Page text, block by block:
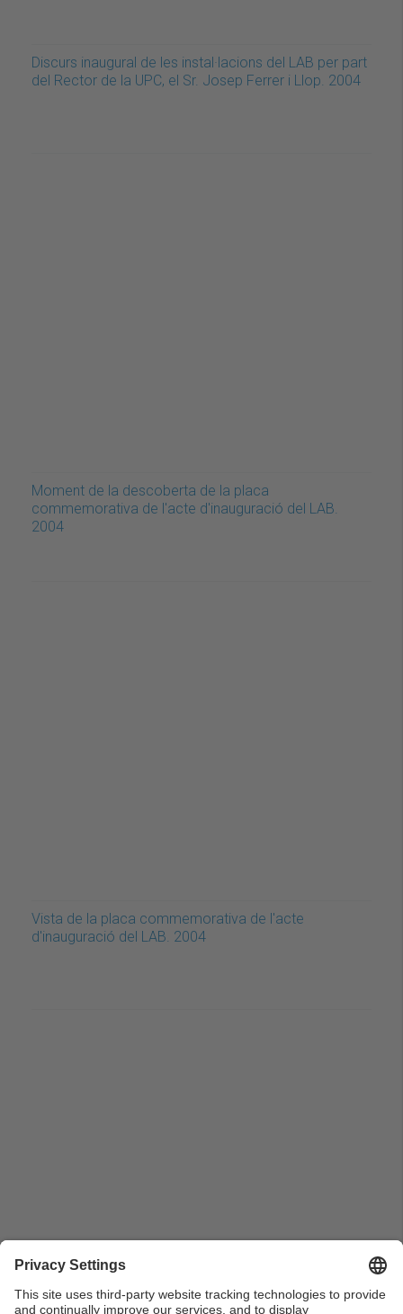
Discurs inaugural de les instal·lacions del LAB per part
del Rector de la UPC, el Sr. Josep Ferrer i Llop. 2004
Moment de la descoberta de la placa
commemorativa de l'acte d'inauguració del LAB.
2004
Vista de la placa commemorativa de l'acte
d'inauguració del LAB. 2004